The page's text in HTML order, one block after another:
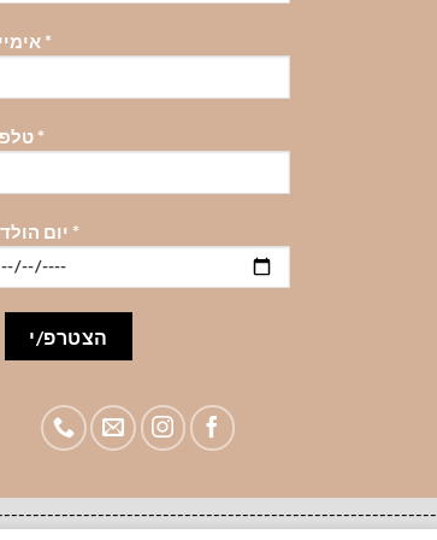
אימייל *
טלפון *
*
-------------------------------------------------------------------------------------להזמנות